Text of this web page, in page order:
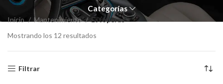
Categorías
Inicio Mantenimiento
Estoperas
Mostrando los 12 resultados
Filtrar